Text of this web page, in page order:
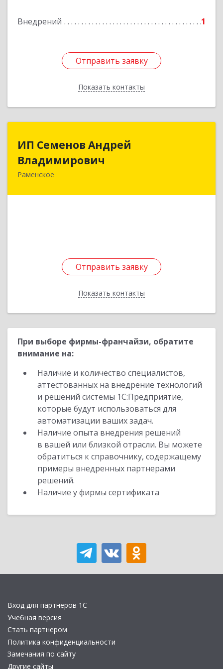
Внедрений 1
Отправить заявку
Показать контакты
Отправить заявку
Назад
ИП Семенов Андрей
Владимирович
Раменское
Отправить заявку
Показать контакты
ИП Семенов Андрей
Владимирович
Отправить заявку
Назад
При выборе фирмы-франчайзи, обратите
внимание на:
Наличие и количество специалистов,
аттестованных на внедрение технологий
и решений системы 1С:Предприятие,
которые будут использоваться для
автоматизации ваших задач.
Наличие опыта внедрения решений
в вашей или близкой отрасли. Вы можете
обратиться к справочнику, содержащему
примеры внедренных партнерами
решений.
Наличие у фирмы сертификата
Вход для партнеров 1С
Учебная версия
Стать партнером
Политика конфиденциальности
Замечания по сайту
Другие сайты